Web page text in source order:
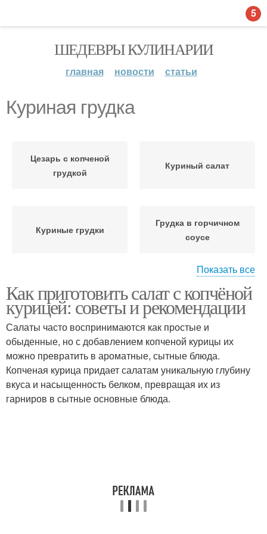
ШЕДЕВРЫ КУЛИНАРИИ
главная новости статьи
Куриная грудка
Цезарь с копченой
грудкой
Куриный салат
Куриные грудки
Грудка в горчичном
соусе
Грудка с мёдом Куриное филе
Грудка в медово-
горчичном соусе
Куриные ножки
Грудка в мультиварке Грудка в сырном кляре
Показать все
Как приготовить салат с копчёной
курицей: советы и рекомендации
Салаты часто воспринимаются как простые и
обыденные, но с добавлением копченой курицы их
можно превратить в ароматные, сытные блюда.
Копченая курица придает салатам уникальную глубину
вкуса и насыщенность белком, превращая их из
гарниров в сытные основные блюда.
5